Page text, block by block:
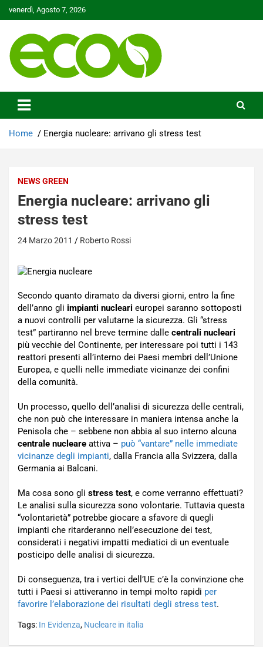
to
venerdì, Agosto 7, 2026
Ecoo.it
Home Energia nucleare: arrivano gli stress test
NEWS GREEN
Energia nucleare: arrivano gli
stress test
24 Marzo 2011 Roberto Rossi
Secondo quanto diramato da diversi giorni, entro la fine
dell’anno gli impianti nucleari europei saranno sottoposti
a nuovi controlli per valutarne la sicurezza. Gli “stress
test” partiranno nel breve termine dalle centrali nucleari
più vecchie del Continente, per interessare poi tutti i 143
reattori presenti all’interno dei Paesi membri dell’Unione
Europea, e quelli nelle immediate vicinanze dei confini
della comunità.
Un processo, quello dell’analisi di sicurezza delle centrali,
che non può che interessare in maniera intensa anche la
Penisola che – sebbene non abbia al suo interno alcuna
centrale nucleare attiva – può “vantare” nelle immediate
vicinanze degli impianti, dalla Francia alla Svizzera, dalla
Germania ai Balcani.
Ma cosa sono gli stress test, e come verranno effettuati?
Le analisi sulla sicurezza sono volontarie. Tuttavia questa
“volontarietà” potrebbe giocare a sfavore di quegli
impianti che ritarderanno nell’esecuzione dei test,
considerati i negativi impatti mediatici di un eventuale
posticipo delle analisi di sicurezza.
Di conseguenza, tra i vertici dell’UE c’è la convinzione che
tutti i Paesi si attiveranno in tempi molto rapidi per
favorire l’elaborazione dei risultati degli stress test.
Tags: In Evidenza, Nucleare in italia